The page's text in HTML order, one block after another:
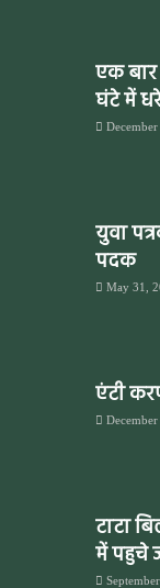
एक
घंटे में
युवा
पदक
May 31,
एंटी
टाटा
में पहुचे